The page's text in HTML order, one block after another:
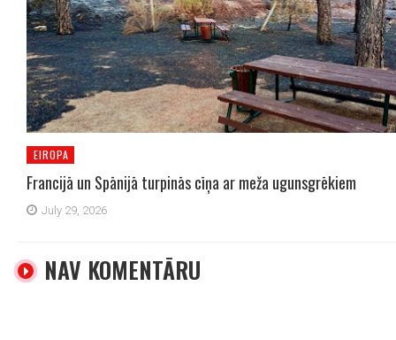
EIROPA
Francijā un Spānijā turpinās cīņa ar meža ugunsgrēkiem
July 29, 2026
NAV KOMENTĀRU